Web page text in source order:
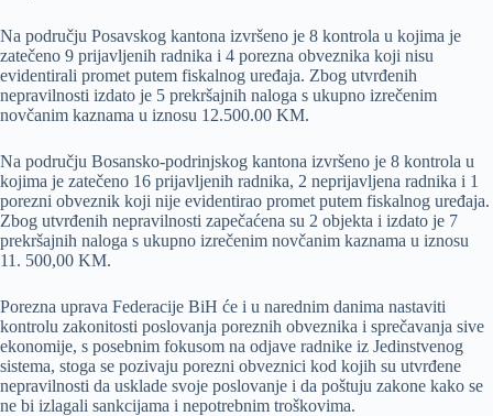
Na području Posavskog kantona izvršeno je 8 kontrola u kojima je
zatečeno 9 prijavljenih radnika i 4 porezna obveznika koji nisu
evidentirali promet putem fiskalnog uređaja. Zbog utvrđenih
nepravilnosti izdato je 5 prekršajnih naloga s ukupno izrečenim
novčanim kaznama u iznosu 12.500.00 KM.
Na području Bosansko-podrinjskog kantona izvršeno je 8 kontrola u
kojima je zatečeno 16 prijavljenih radnika, 2 neprijavljena radnika i 1
porezni obveznik koji nije evidentirao promet putem fiskalnog uređaja.
Zbog utvrđenih nepravilnosti zapečaćena su 2 objekta i izdato je 7
prekršajnih naloga s ukupno izrečenim novčanim kaznama u iznosu
11. 500,00 KM.
Porezna uprava Federacije BiH će i u narednim danima nastaviti
kontrolu zakonitosti poslovanja poreznih obveznika i sprečavanja sive
ekonomije, s posebnim fokusom na odjave radnike iz Jedinstvenog
sistema, stoga se pozivaju porezni obveznici kod kojih su utvrđene
nepravilnosti da usklade svoje poslovanje i da poštuju zakone kako se
ne bi izlagali sankcijama i nepotrebnim troškovima.